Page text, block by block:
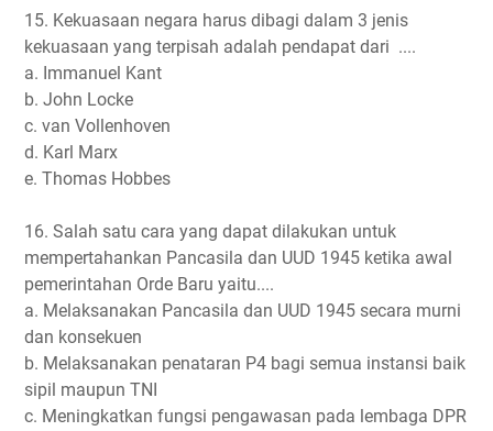
15. Kekuasaan negara harus dibagi dalam 3 jenis
kekuasaan yang terpisah adalah pendapat dari ....
a. Immanuel Kant
b. John Locke
c. van Vollenhoven
d. Karl Marx
e. Thomas Hobbes
16. Salah satu cara yang dapat dilakukan untuk
mempertahankan Pancasila dan UUD 1945 ketika awal
pemerintahan Orde Baru yaitu....
a. Melaksanakan Pancasila dan UUD 1945 secara murni
dan konsekuen
b. Melaksanakan penataran P4 bagi semua instansi baik
sipil maupun TNI
c. Meningkatkan fungsi pengawasan pada lembaga DPR